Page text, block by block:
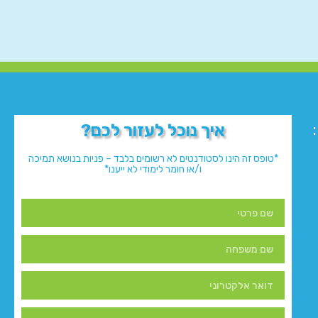
איך נוכל לעזור לכם?
*טופס זה הינו לסטודנטים לא רשומים בלבד – פניות בנושא תמיכה
ו/או חומר לימודי לא ייענו*